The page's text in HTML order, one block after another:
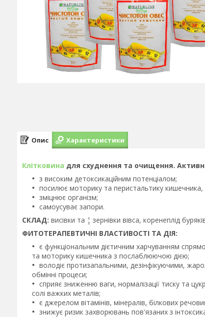
Опис Характеристики
Клітковина для схуднення та очищення.
з високим детоксикаційним потенціалом;
посилює моторику та перистальтику кишечника,
зміцнює організм;
самоусуває запори.
СКЛАД: висівки та ¦ зернівки вівса, коренеплід
ФИТОТЕРАПЕВТИЧНІ ВЛАСТИВОСТІ ТА ДІЯ:
є функціональним дієтичним харчуванням
та моторику кишечника з послаблюючою дією;
володіє протизапальними, дезінфікуючими,
обмінні процеси;
сприяє зниженню ваги, нормалізації тиску та
солі важких металів;
є джерелом вітамінів, мінералів, білкових
знижує ризик захворювань пов'язаних з